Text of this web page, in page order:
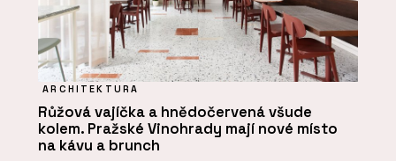
ARCHITEKTURA
Růžová vajíčka a hnědočervená všude
kolem. Pražské Vinohrady mají nové místo
na kávu a brunch